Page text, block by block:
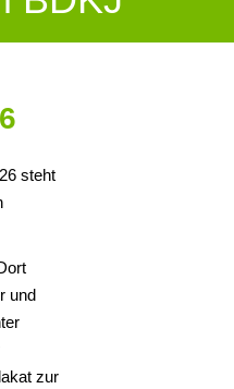
steht
und
zur